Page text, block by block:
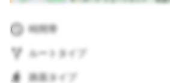
時間帯
ルートタイプ
路面タイプ